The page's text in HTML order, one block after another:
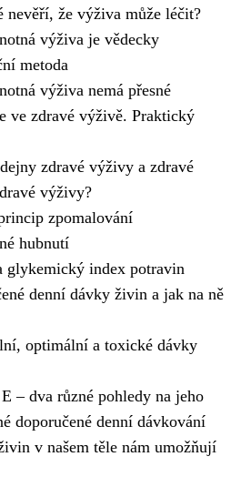
nevěří, že výživa může léčit?
výživa je vědecky
metoda
výživa nemá přesné
ve zdravé výživě. Praktický
zdravé výživy a zdravé
výživy?
zpomalování
hubnutí
glykemický index potravin
denní dávky živin a jak na ně
optimální a toxické dávky
– dva různé pohledy na jeho
doporučené denní dávkování
v našem těle nám umožňují